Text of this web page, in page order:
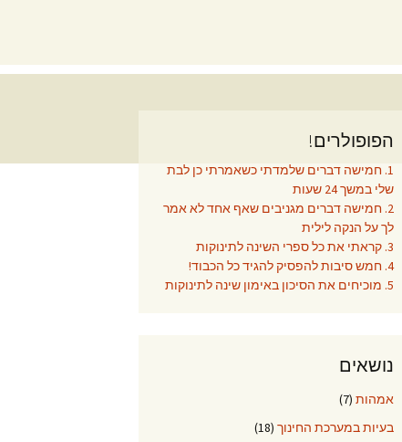
הפופולרים!
1. חמישה דברים שלמדתי כשאמרתי כן לבת
שלי במשך 24 שעות
2. חמישה דברים מגניבים שאף אחד לא אמר
לך על הנקה לילית
3. קראתי את כל ספרי השינה לתינוקות
4. חמש סיבות להפסיק להגיד כל הכבוד!
5. מוכיחים את הסיכון באימון שינה לתינוקות
נושאים
אמהות (7)
בעיות במערכת החינוך (18)